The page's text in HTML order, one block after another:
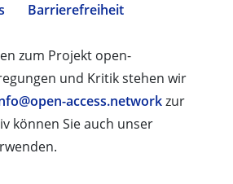
Barrierefreiheit
zum Projekt open-
und Kritik stehen wir
access.networkzur
können Sie auch unser